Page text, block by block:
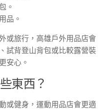
。
品。
或旅行，高雄戶外用品店會
試背登山背包或比較露營裝
安心。
東西？
或健身，運動用品店會更適